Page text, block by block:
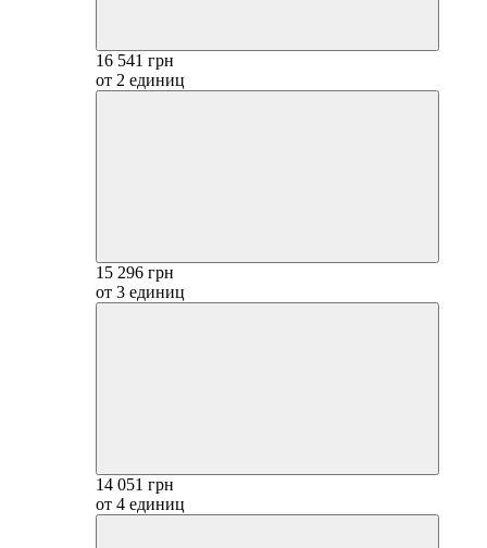
16 541 грн
от 2 единиц
15 296 грн
от 3 единиц
14 051 грн
от 4 единиц